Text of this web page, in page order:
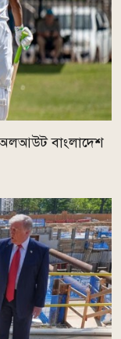
অলআউট বাংলাদেশ